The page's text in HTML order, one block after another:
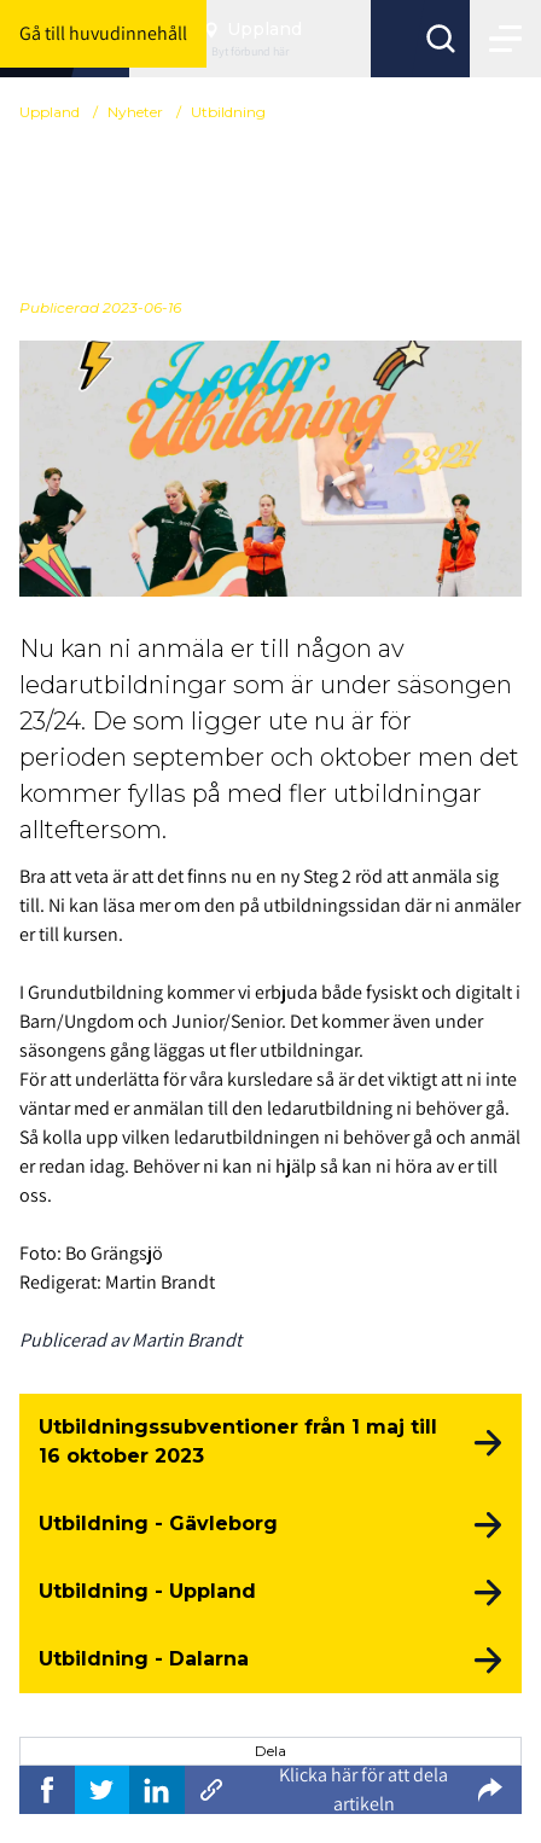
Gå till huvudinnehåll
Byt förbund här
Uppland / Nyheter / Utbildning
Publicerad 2023-06-16
Nu kan ni anmäla er till någon av
ledarutbildningar som är under säsongen
23/24. De som ligger ute nu är för
perioden september och oktober men det
kommer fyllas på med fler utbildningar
allteftersom.
Bra att veta är att det finns nu en ny Steg 2 röd att anmäla sig
till. Ni kan läsa mer om den på utbildningssidan där ni anmäler
er till kursen.
I Grundutbildning kommer vi erbjuda både fysiskt och digitalt i
Barn/Ungdom och Junior/Senior. Det kommer även under
säsongens gång läggas ut fler utbildningar.
För att underlätta för våra kursledare så är det viktigt att ni inte
väntar med er anmälan till den ledarutbildning ni behöver gå.
Så kolla upp vilken ledarutbildningen ni behöver gå och anmäl
er redan idag. Behöver ni kan ni hjälp så kan ni höra av er till
oss.
Foto: Bo Grängsjö
Redigerat: Martin Brandt
Publicerad av Martin Brandt
Utbildningssubventioner från 1 maj till
16 oktober 2023
Utbildning - Gävleborg
Utbildning - Uppland
Utbildning - Dalarna
Dela
Klicka här för att dela
artikeln